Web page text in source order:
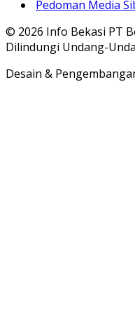
Pedoman Media
© 2026 Info Bekasi PT
Dilindungi Undang-
Desain &